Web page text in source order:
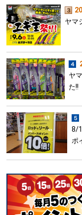
ヤマ
ヤ
た!!
8/
ポ